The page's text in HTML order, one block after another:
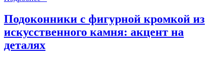
Подоконники с фигурной кромкой из
искусственного камня: акцент на
деталях